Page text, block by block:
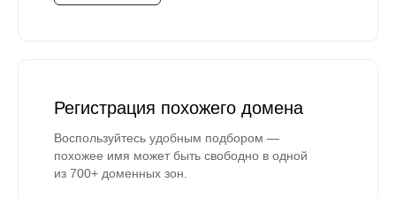
Регистрация похожего домена
Воспользуйтесь удобным подбором —
похожее имя может быть свободно в одной
из 700+ доменных зон.